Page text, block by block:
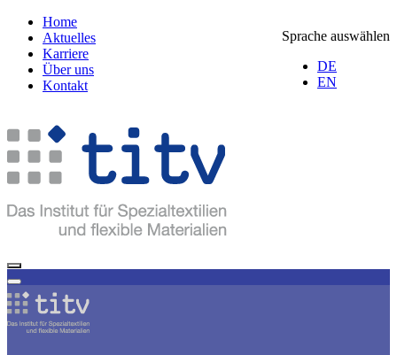
Sprache auswählen
DE
EN
Home
Aktuelles
Karriere
Über uns
Kontakt